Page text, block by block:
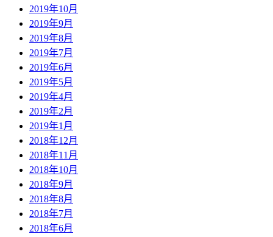
2019年10月
2019年9月
2019年8月
2019年7月
2019年6月
2019年5月
2019年4月
2019年2月
2019年1月
2018年12月
2018年11月
2018年10月
2018年9月
2018年8月
2018年7月
2018年6月